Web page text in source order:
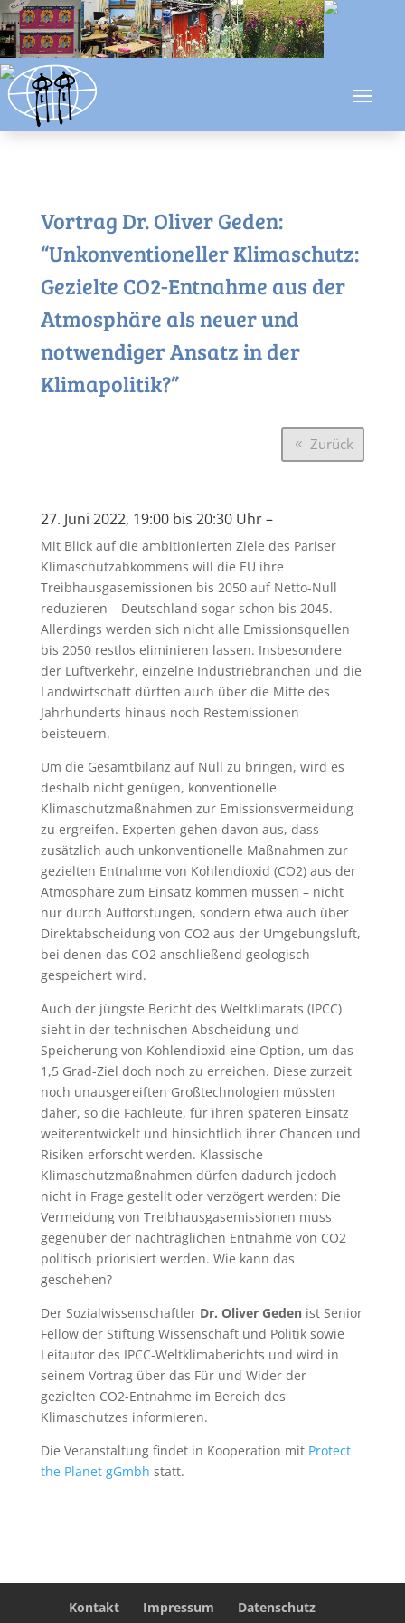
Vortrag Dr. Oliver Geden:
“Unkonventioneller Klimaschutz:
Gezielte CO2-Entnahme aus der
Atmosphäre als neuer und
notwendiger Ansatz in der
Klimapolitik?”
Zurück
27. Juni 2022, 19:00bis 20:30Uhr –
Mit Blick auf die ambitionierten Ziele des Pariser
Klimaschutzabkommens will die EU ihre
Treibhausgasemissionen bis 2050 auf Netto-Null
reduzieren – Deutschland sogar schon bis 2045.
Allerdings werden sich nicht alle Emissionsquellen
bis 2050 restlos eliminieren lassen. Insbesondere
der Luftverkehr, einzelne Industriebranchen und die
Landwirtschaft dürften auch über die Mitte des
Jahrhunderts hinaus noch Restemissionen
beisteuern.
Um die Gesamtbilanz auf Null zu bringen, wird es
deshalb nicht genügen, konventionelle
Klimaschutzmaßnahmen zur Emissionsvermeidung
zu ergreifen. Experten gehen davon aus, dass
zusätzlich auch unkonventionelle Maßnahmen zur
gezielten Entnahme von Kohlendioxid (CO2) aus der
Atmosphäre zum Einsatz kommen müssen – nicht
nur durch Aufforstungen, sondern etwa auch über
Direktabscheidung von CO2 aus der Umgebungsluft,
bei denen das CO2 anschließend geologisch
gespeichert wird.
Auch der jüngste Bericht des Weltklimarats (IPCC)
sieht in der technischen Abscheidung und
Speicherung von Kohlendioxid eine Option, um das
1,5 Grad-Ziel doch noch zu erreichen. Diese zurzeit
noch unausgereiften Großtechnologien müssten
daher, so die Fachleute, für ihren späteren Einsatz
weiterentwickelt und hinsichtlich ihrer Chancen und
Risiken erforscht werden. Klassische
Klimaschutzmaßnahmen dürfen dadurch jedoch
nicht in Frage gestellt oder verzögert werden: Die
Vermeidung von Treibhausgasemissionen muss
gegenüber der nachträglichen Entnahme von CO2
politisch priorisiert werden. Wie kann das
geschehen?
Der Sozialwissenschaftler Dr. Oliver Gedenist Senior
Fellow der Stiftung Wissenschaft und Politik sowie
Leitautor des IPCC-Weltklimaberichts und wird in
seinem Vortrag über das Für und Wider der
gezielten CO2-Entnahme im Bereich des
Klimaschutzes informieren.
Die Veranstaltung findet in Kooperation mit Protect
the Planet gGmbh statt.
Kontakt Impressum Datenschutz